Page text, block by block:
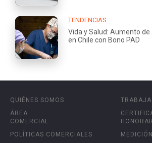
TENDENCIAS
Vida y Salud: Aumento
en Chile con Bono PAD
QUIÉNES SOMOS
ÁREA
COMERCIAL
POLÍTICAS COMERCIALES
TRABAJA